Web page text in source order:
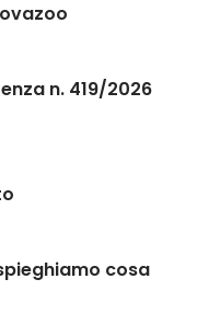
n. 419/2026
cosa